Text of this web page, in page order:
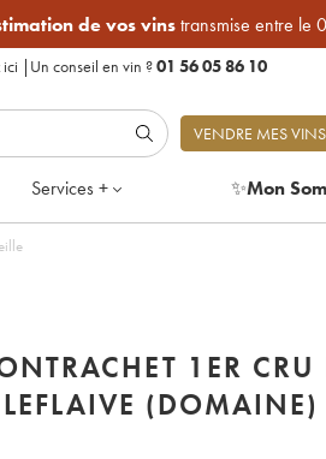
de vos vinstransmise entre le
| Un conseil en vin ?01 56 05 86 10
VENDRE MES VINS
Services + ✨Mon
1ER CRU
LEFLAIVE (DOMAINE)